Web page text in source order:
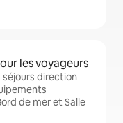
les voyageurs
direction
de mer et Salle